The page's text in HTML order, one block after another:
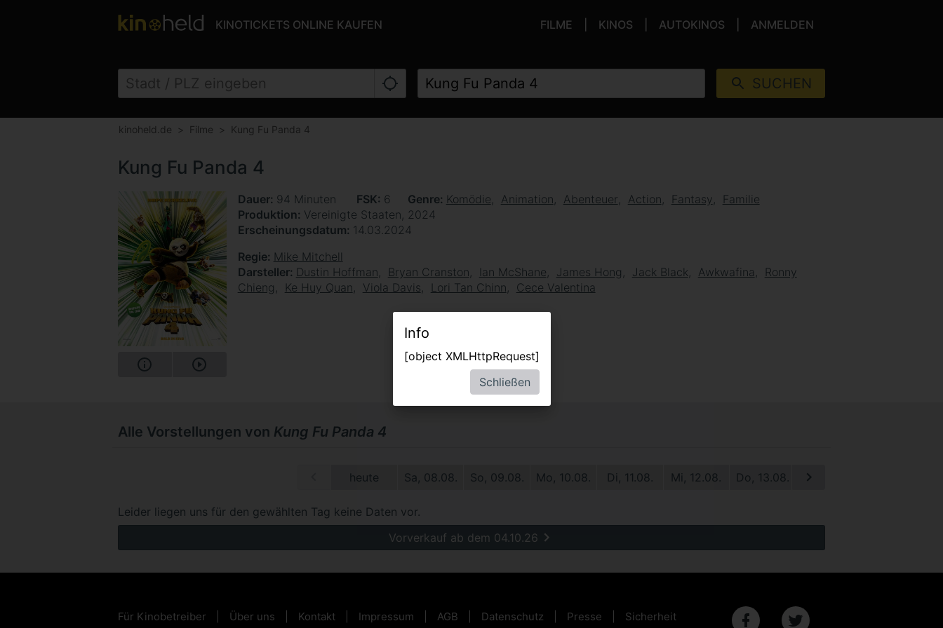
KINOTICKETS ONLINE KAUFEN FILME KINOS AUTOKINOS ANMELDEN
SUCHEN
kinoheld.de Filme Kung Fu Panda 4
Kung Fu Panda 4
Dauer 94 Minuten FSK 6 Genre Komödie Animation Abenteuer Action Fantasy
Familie
Produktion Vereinigte Staaten, 2024
Erscheinungsdatum 14.03.2024
Regie Mike Mitchell
Darsteller Dustin Hoffman Bryan Cranston Ian McShane James Hong Jack Black Awkwafina
Ronny
Chieng
Ke Huy Quan Viola Davis Lori Tan Chinn Cece Valentina
Alle Vorstellungen von Kung Fu Panda 4
heute Sa, 08.08. So, 09.08. Mo, 10.08. Di, 11.08. Mi, 12.08. Do, 13.08. Fr, 14.08.
Leider liegen uns für den gewählten Tag keine Daten vor.
Vorverkauf ab dem 04.10.26
Für Kinobetreiber Über uns Kontakt Impressum AGB Datenschutz Presse Sicherheit
Info
[object XMLHttpRequest]
Schließen